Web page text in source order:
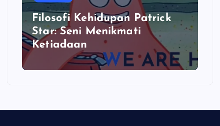
Filosofi Kehidupan Patrick
Star: Seni Menikmati
Ketiadaan